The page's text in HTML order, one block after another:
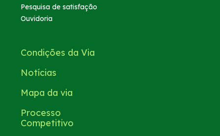
Pesquisa de satisfação
Ouvidoria
Condições da Via
Notícias
Mapa da via
Processo
Competitivo